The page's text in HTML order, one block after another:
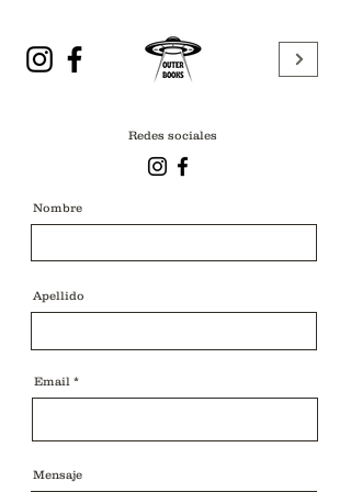
Redes sociales
Nombre
Apellido
Email
Mensaje